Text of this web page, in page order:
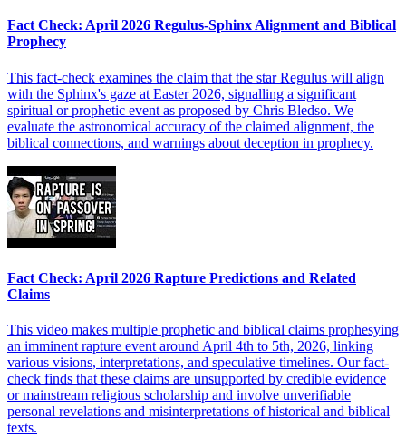
Fact Check: April 2026 Regulus-Sphinx Alignment and Biblical
Prophecy
This fact-check examines the claim that the star Regulus will align
with the Sphinx's gaze at Easter 2026, signalling a significant
spiritual or prophetic event as proposed by Chris Bledso. We
evaluate the astronomical accuracy of the claimed alignment, the
biblical connections, and warnings about deception in prophecy.
Fact Check: April 2026 Rapture Predictions and Related
Claims
This video makes multiple prophetic and biblical claims prophesying
an imminent rapture event around April 4th to 5th, 2026, linking
various visions, interpretations, and speculative timelines. Our fact-
check finds that these claims are unsupported by credible evidence
or mainstream religious scholarship and involve unverifiable
personal revelations and misinterpretations of historical and biblical
texts.